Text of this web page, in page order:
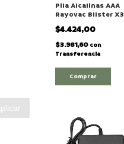
Pila Alcalinas AAA
Rayovac Blister X3
$4.424,00
$3.981,60 con
Transferencia
Comprar